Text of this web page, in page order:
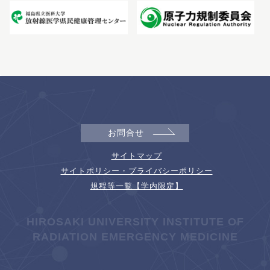
お問合せ
サイトマップ
サイトポリシー・プライバシーポリシー
規程等一覧【学内限定】
HIROSAKI UNIVERSITY INSTITUTE OF
RADIATION EMERGENCY MEDICINE